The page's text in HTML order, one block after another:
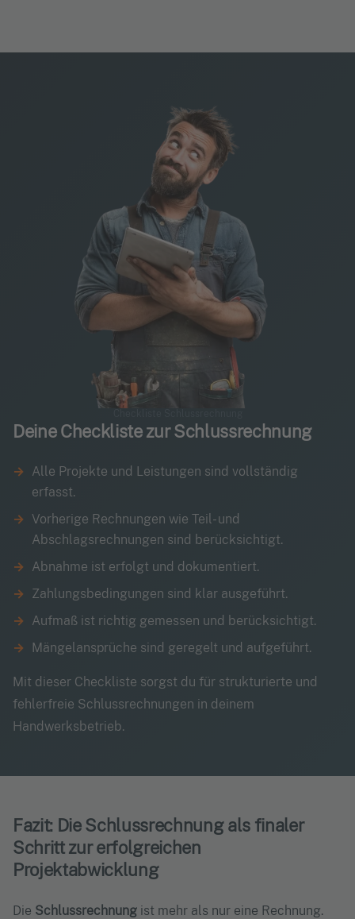
Deine Checkliste zur Schlussrechnung
Alle Projekte und Leistungen sind vollständig
erfasst.
Vorherige Rechnungen wie Teil- und
Abschlagsrechnungen sind berücksichtigt.
Abnahme ist erfolgt und dokumentiert.
Zahlungsbedingungen sind klar ausgeführt.
Aufmaß ist richtig gemessen und berücksichtigt.
Mängelansprüche sind geregelt und aufgeführt.
Mit dieser Checkliste sorgst du für strukturierte und
fehlerfreie Schlussrechnungen in deinem
Handwerksbetrieb.
Fazit: Die Schlussrechnung als finaler
Schritt zur erfolgreichen
Projektabwicklung
Die Schlussrechnung ist mehr als nur eine Rechnung.